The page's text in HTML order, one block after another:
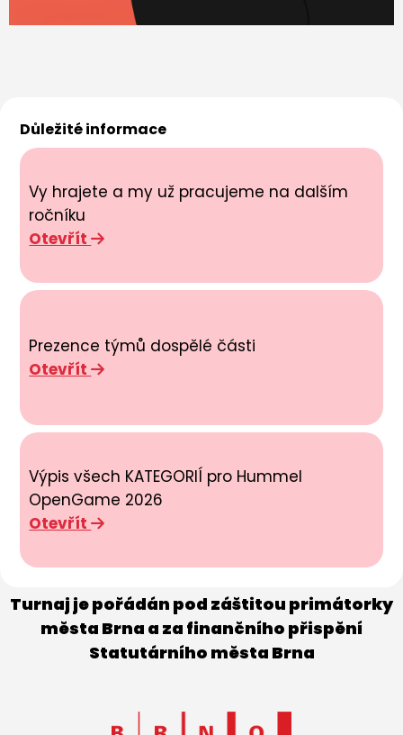
Důležité informace
Vy hrajete a my už pracujeme na dalším
ročníku
Otevřít
Prezence týmů dospělé části
Otevřít
Výpis všech KATEGORIÍ pro Hummel
OpenGame 2026
Otevřít
Turnaj je pořádán pod záštitou primátorky
města Brna a za finančního přispění
Statutárního města Brna